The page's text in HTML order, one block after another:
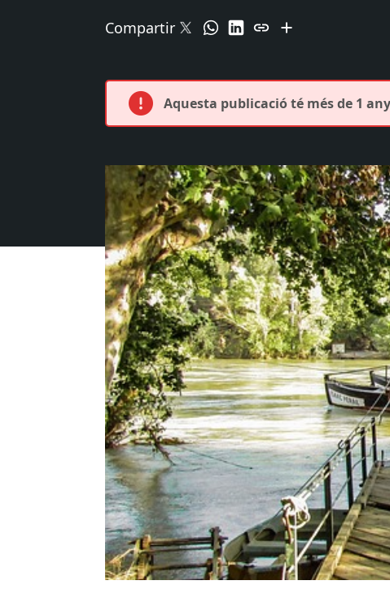
Compartir
Aquesta publicació té més de 1